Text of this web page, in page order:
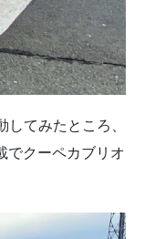
てみたところ、
でクーペカブリオ